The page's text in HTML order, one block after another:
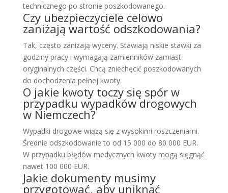
technicznego po stronie poszkodowanego.
Czy ubezpieczyciele celowo
zaniżają wartość odszkodowania?
Tak, często zaniżają wyceny. Stawiają niskie stawki za
godziny pracy i wymagają zamienników zamiast
oryginalnych części. Chcą zniechęcić poszkodowanych
do dochodzenia pełnej kwoty.
O jakie kwoty toczy się spór w
przypadku wypadków drogowych
w Niemczech?
Wypadki drogowe wiążą się z wysokimi roszczeniami.
Średnie odszkodowanie to od 15 000 do 80 000 EUR.
W przypadku błędów medycznych kwoty mogą sięgnąć
nawet 100 000 EUR.
Jakie dokumenty musimy
przygotować, aby uniknąć